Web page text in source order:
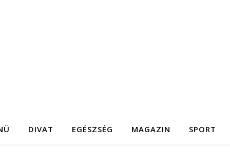
DIVAT EGÉSZSÉG MAGAZIN SPORT